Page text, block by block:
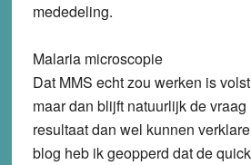
mededeling.
Malaria microscopie
Dat MMS echt zou werken is
maar dan blijft natuurlijk de
resultaat dan wel kunnen
blog heb ik geopperd dat de